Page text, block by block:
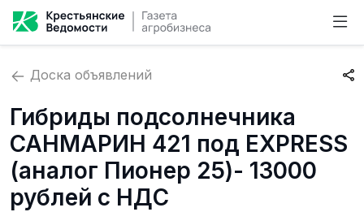
Доска объявлений
Гибриды подсолнечника
САНМАРИН 421 под EXPRESS
(аналог Пионер 25)- 13000
рублей с НДС